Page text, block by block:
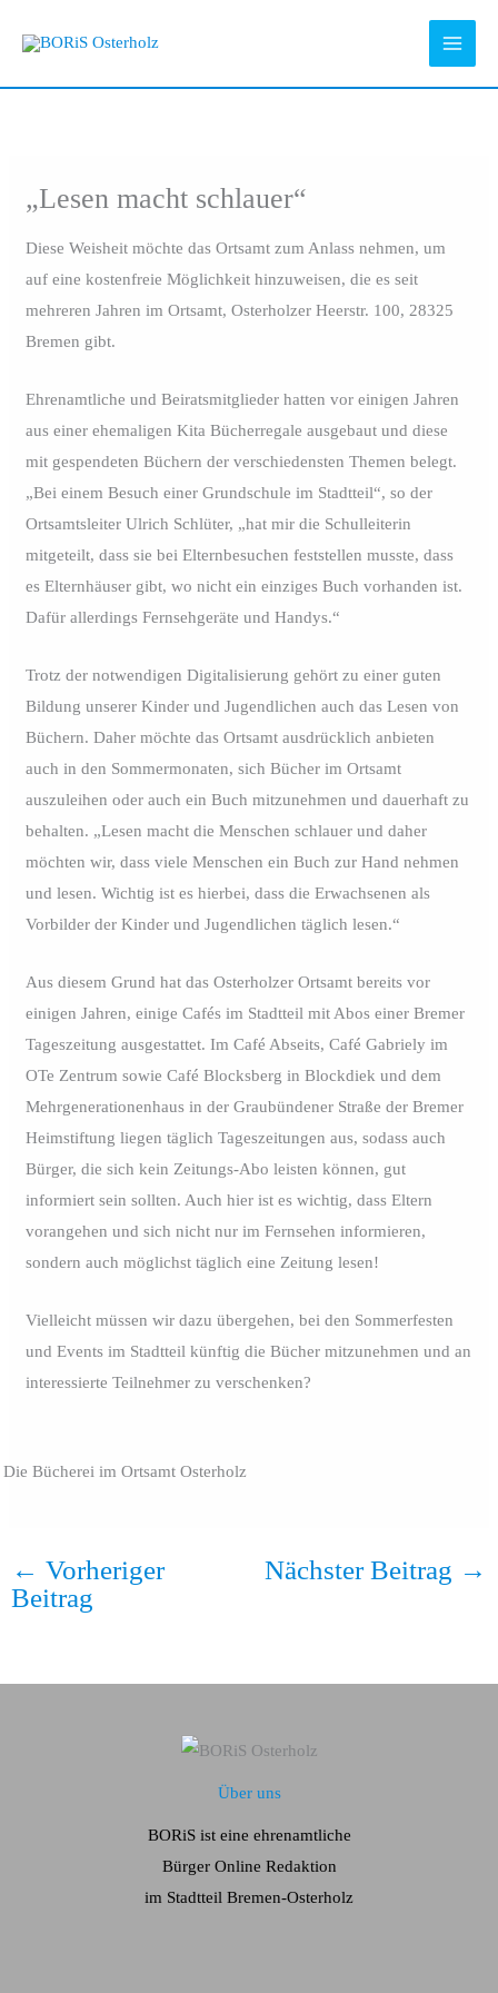
Inhalt
„Lesen macht schlauer“
Diese Weisheit möchte das Ortsamt zum Anlass nehmen, um
auf eine kostenfreie Möglichkeit hinzuweisen, die es seit
mehreren Jahren im Ortsamt, Osterholzer Heerstr. 100, 28325
Bremen gibt.
Ehrenamtliche und Beiratsmitglieder hatten vor einigen Jahren
aus einer ehemaligen Kita Bücherregale ausgebaut und diese
mit gespendeten Büchern der verschiedensten Themen belegt.
„Bei einem Besuch einer Grundschule im Stadtteil“, so der
Ortsamtsleiter Ulrich Schlüter, „hat mir die Schulleiterin
mitgeteilt, dass sie bei Elternbesuchen feststellen musste, dass
es Elternhäuser gibt, wo nicht ein einziges Buch vorhanden ist.
Dafür allerdings Fernsehgeräte und Handys.“
Trotz der notwendigen Digitalisierung gehört zu einer guten
Bildung unserer Kinder und Jugendlichen auch das Lesen von
Büchern. Daher möchte das Ortsamt ausdrücklich anbieten
auch in den Sommermonaten, sich Bücher im Ortsamt
auszuleihen oder auch ein Buch mitzunehmen und dauerhaft zu
behalten. „Lesen macht die Menschen schlauer und daher
möchten wir, dass viele Menschen ein Buch zur Hand nehmen
und lesen. Wichtig ist es hierbei, dass die Erwachsenen als
Vorbilder der Kinder und Jugendlichen täglich lesen.“
Aus diesem Grund hat das Osterholzer Ortsamt bereits vor
einigen Jahren, einige Cafés im Stadtteil mit Abos einer Bremer
Tageszeitung ausgestattet. Im Café Abseits, Café Gabriely im
OTe Zentrum sowie Café Blocksberg in Blockdiek und dem
Mehrgenerationenhaus in der Graubündener Straße der Bremer
Heimstiftung liegen täglich Tageszeitungen aus, sodass auch
Bürger, die sich kein Zeitungs-Abo leisten können, gut
informiert sein sollten. Auch hier ist es wichtig, dass Eltern
vorangehen und sich nicht nur im Fernsehen informieren,
sondern auch möglichst täglich eine Zeitung lesen!
Vielleicht müssen wir dazu übergehen, bei den Sommerfesten
und Events im Stadtteil künftig die Bücher mitzunehmen und an
interessierte Teilnehmer zu verschenken?
Die Bücherei im Ortsamt Osterholz
← Vorheriger
Beitrag
Nächster Beitrag →
Über uns
BORiS ist eine ehrenamtliche
Bürger Online Redaktion
im Stadtteil Bremen-Osterholz